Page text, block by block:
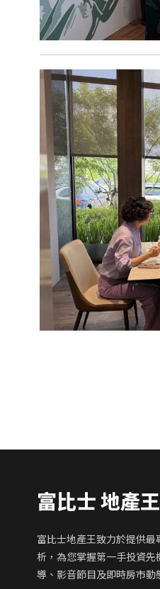
富比士 地產王
富比士地產王致力於提供
析，為您掌握第一手投資
導、影音節目及即時房市動